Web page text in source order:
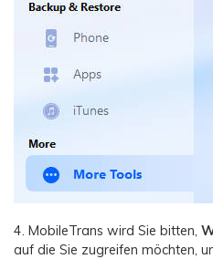
4. MobileTrans wird Sie bitten,
auf die Sie zugreifen möchten,